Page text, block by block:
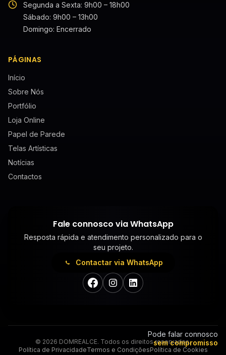
Segunda a Sexta: 9h00 – 18h00
Sábado: 9h00 – 13h00
Domingo: Encerrado
PÁGINAS
Início
Sobre Nós
Portfólio
Loja Online
Papel de Parede
Telas Artísticas
Notícias
Contactos
Fale connosco via WhatsApp
Resposta rápida e atendimento personalizado para o
seu projeto.
Contactar via WhatsApp
Facebook
InstagramLinkedIn
© 2026 DOMREALCE. Todos os direitos reservados.
Política de PrivacidadeTermos e CondiçõesPolítica de Cookies
Pode falar connosco
sem compromisso